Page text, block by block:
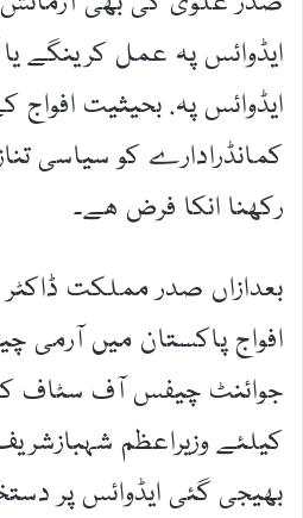
ایڈوائس پہ عمل کرینگے یا
ایڈوائس پہ. بحیثیت افواج
کمانڈرادارے کو سیاسی
رکھنا انکا فرض ھے۔
بعدازاں صدر مملکت
افواج پاکستان میں آرمی
جوائنٹ چیفس آف سٹاف
کیلئے وزیراعظم
بھیجی گئی ایڈوائس پر